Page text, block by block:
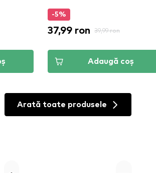
-5%
37,99 ron 39,99 ron
Adaugă coș
Arată toate produsele